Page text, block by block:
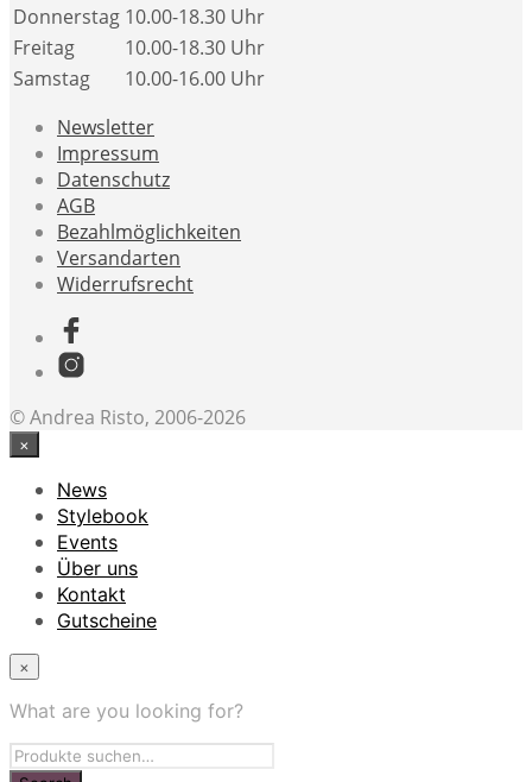
Donnerstag 10.00-18.30 Uhr
Freitag
10.00-18.30 Uhr
Samstag
10.00-16.00 Uhr
Newsletter
Impressum
Datenschutz
AGB
Bezahlmöglichkeiten
Versandarten
Widerrufsrecht
© Andrea Risto, 2006-2026
×
News
Stylebook
Events
Über uns
Kontakt
Gutscheine
×
What are you looking for?